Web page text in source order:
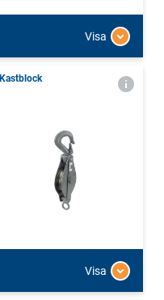
Visa
Kastblock
Visa